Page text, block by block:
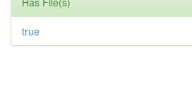
true